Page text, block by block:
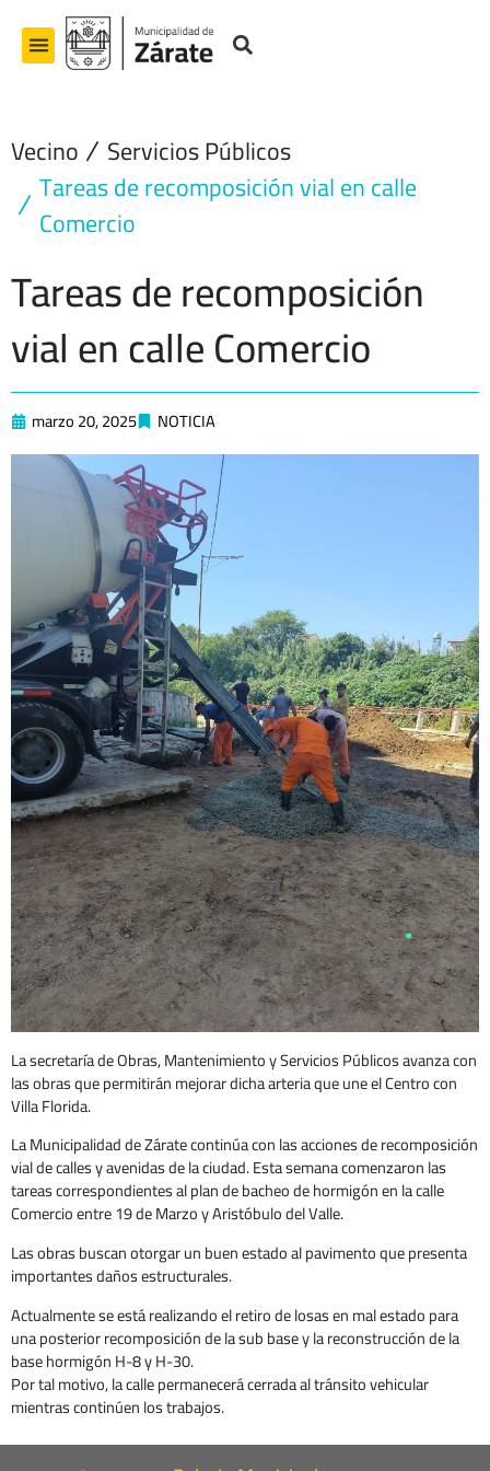
contenido
Vecino Servicios Públicos
Tareas de recomposición vial en calle
Comercio
Tareas de recomposición
vial en calle Comercio
marzo 20, 2025 NOTICIA
La secretaría de Obras, Mantenimiento y Servicios Públicos avanza con
las obras que permitirán mejorar dicha arteria que une el Centro con
Villa Florida.
La Municipalidad de Zárate continúa con las acciones de recomposición
vial de calles y avenidas de la ciudad. Esta semana comenzaron las
tareas correspondientes al plan de bacheo de hormigón en la calle
Comercio entre 19 de Marzo y Aristóbulo del Valle.
Las obras buscan otorgar un buen estado al pavimento que presenta
importantes daños estructurales.
Actualmente se está realizando el retiro de losas en mal estado para
una posterior recomposición de la sub base y la reconstrucción de la
base hormigón H-8 y H-30.
Por tal motivo, la calle permanecerá cerrada al tránsito vehicular
mientras continúen los trabajos.